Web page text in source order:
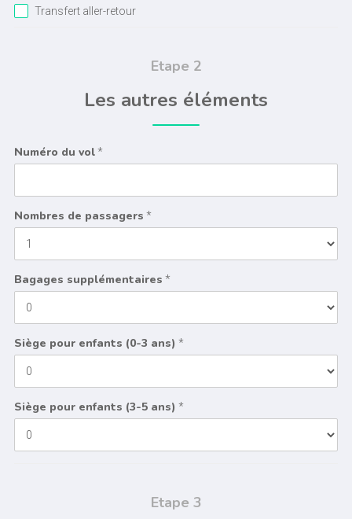
Transfert aller-retour
Etape 2
Les autres éléments
Numéro du vol*
Nombres de passagers *
Bagages supplémentaires *
Siège pour enfants (0-3 ans) *
Siège pour enfants (3-5 ans) *
Etape 3